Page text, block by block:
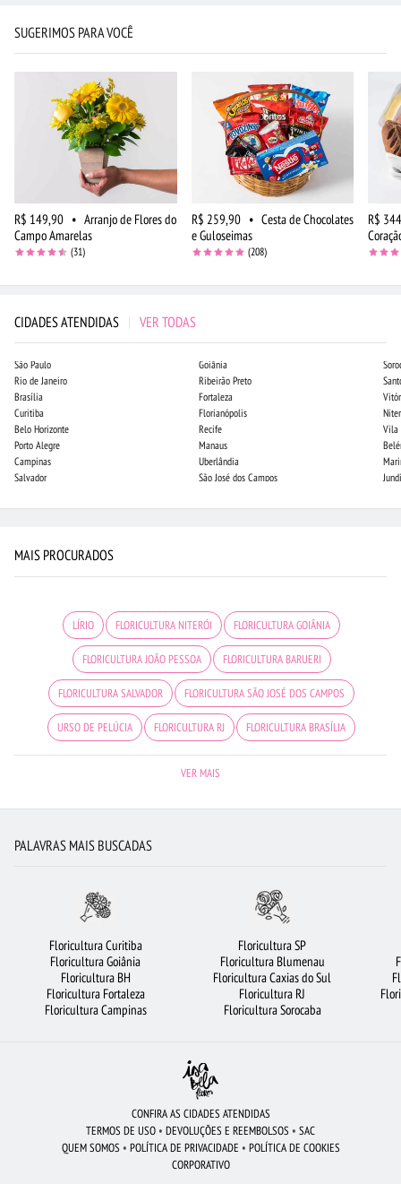
SUGERIMOS PARA VOCÊ
R$ 149,90 • Arranjo de Flores do
Campo Amarelas
(31)
R$ 259,90 • Cesta de Chocolates
e Guloseimas
(208)
R$
CIDADES ATENDIDAS | VER TODAS
São Paulo
Rio de Janeiro
Brasília
Curitiba
Belo Horizonte
Porto Alegre
Campinas
Salvador
Goiânia
Ribeirão Preto
Fortaleza
Florianópolis
Recife
Manaus
Uberlândia
São José dos Campos
Vila
MAIS PROCURADOS
LÍRIO FLORICULTURA NITERÓI FLORICULTURA GOIÂNIA
FLORICULTURA JOÃO PESSOA FLORICULTURA BARUERI
FLORICULTURA SALVADOR FLORICULTURA SÃO JOSÉ DOS CAMPOS
URSO DE PELÚCIA FLORICULTURA RJ FLORICULTURA BRASÍLIA
FLORICULTURA SP RAMALHETE DE FLORES
FLORICULTURA CURITIBA COROA DE FLORES FLORICULTURA JUNDIAÍ
ARRANJO DE FLORES FLORICULTURA MANAUS
FLORICULTURA OSASCO
FLORICULTURA UBERLÂNDIA
BUQUÊS DE FLORES CESTA DE CHOCOLATE FLORICULTURA GUARULHOS
FLORICULTURA FORTALEZA BUQUÊ DE ROSAS VERMELHAS
VER MAIS
PALAVRAS MAIS BUSCADAS
Floricultura Curitiba
Floricultura Goiânia
Floricultura BH
Floricultura Fortaleza
Floricultura Campinas
Floricultura SP
Floricultura Blumenau
Floricultura Caxias do Sul
Floricultura RJ
Floricultura Sorocaba
CONFIRA AS CIDADES ATENDIDAS
TERMOS DE USO • DEVOLUÇÕES E REEMBOLSOS • SAC
QUEM SOMOS • POLÍTICA DE PRIVACIDADE • POLÍTICA DE COOKIES
CORPORATIVO